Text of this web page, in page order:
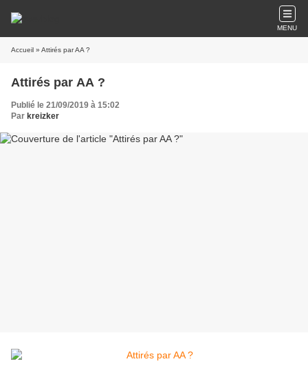
MENU
Accueil » Attirés par AA ?
Attirés par AA ?
Publié le 21/09/2019 à 15:02
Par kreizker